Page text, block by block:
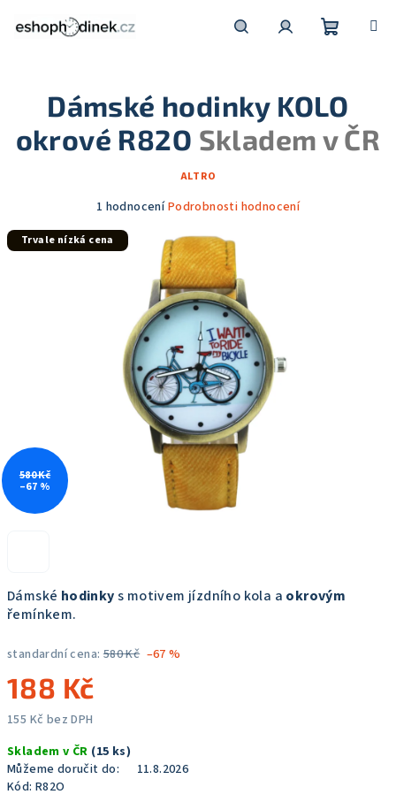
košík
Dámské hodinkys motivem jízdního kola a okrovým
řemínkem.
standardní cena: 580 Kč –67 %
188 Kč
155 Kč bez DPH
cena:
Skladem v ČR (15 ks)
Můžeme doručit do:
11.8.2026
Kód: R82O
Dámské hodinky KOLO
okrové R82O Skladem v ČR
ALTRO
Průměrné
produktu
hvězdiček.
1 hodnoceníPodrobnosti hodnocení
Trvale nízká cena
580 Kč
–67 %